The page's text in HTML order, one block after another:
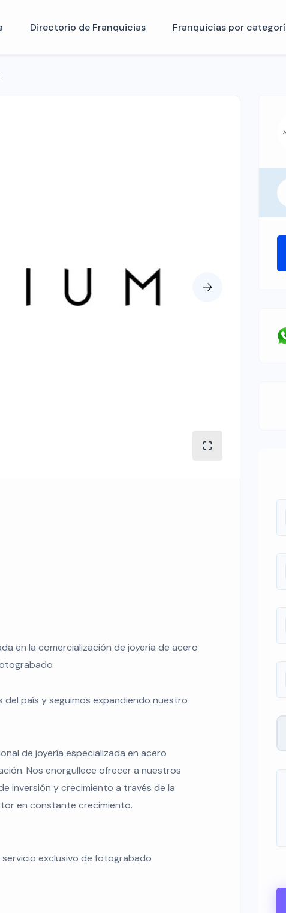
Directorio de Franquicias Franquicias por
en la comercialización de joyería de acero
país y seguimos expandiendo nuestro
de joyería especializada en acero
Nos enorgullece ofrecer a nuestros
inversión y crecimiento a través de la
en constante crecimiento.
exclusivo de fotograbado